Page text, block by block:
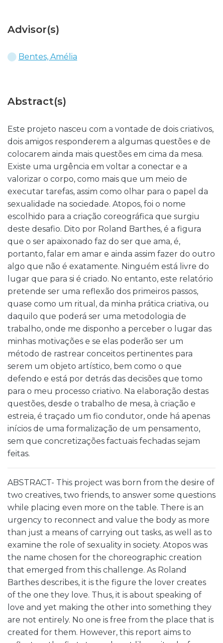
Advisor(s)
Bentes, Amélia
Abstract(s)
Este projeto nasceu com a vontade de dois criativos,
dois amigos responderem a algumas questões e de
colocarem ainda mais questões em cima da mesa.
Existe uma urgência em voltar a conectar e a
valorizar o corpo, como mais que um meio de
executar tarefas, assim como olhar para o papel da
sexualidade na sociedade. Atopos, foi o nome
escolhido para a criação coreográfica que surgiu
deste desafio. Dito por Roland Barthes, é a figura
que o ser apaixonado faz do ser que ama, é,
portanto, falar em amar e ainda assim fazer do outro
algo que não é exatamente. Ninguém está livre do
lugar que para si é criado. No entanto, este relatório
pretende ser uma reflexão dos primeiros passos,
quase como um ritual, da minha prática criativa, ou
daquilo que poderá ser uma metodologia de
trabalho, onde me disponho a perceber o lugar das
minhas motivações e se elas poderão ser um
método de rastrear conceitos pertinentes para
serem um objeto artístico, bem como o que
defendo e está por detrás das decisões que tomo
para o meu processo criativo. Na elaboração destas
questões, desde o trabalho de mesa, à criação e
estreia, é traçado um fio condutor, onde há apenas
inícios de uma formalização de um pensamento,
sem que concretizações factuais fechadas sejam
feitas.
ABSTRACT- This project was born from the desire of
two creatives, two friends, to answer some questions
while placing even more on the table. There is an
urgency to reconnect and value the body as more
than just a means of carrying out tasks, as well as to
examine the role of sexuality in society. Atopos was
the name chosen for the choreographic creation
that emerged from this challenge. As Roland
Barthes describes, it is the figure the lover creates
of the one they love. Thus, it is about speaking of
love and yet making the other into something they
are not entirely. No one is free from the place that is
created for them. However, this report aims to